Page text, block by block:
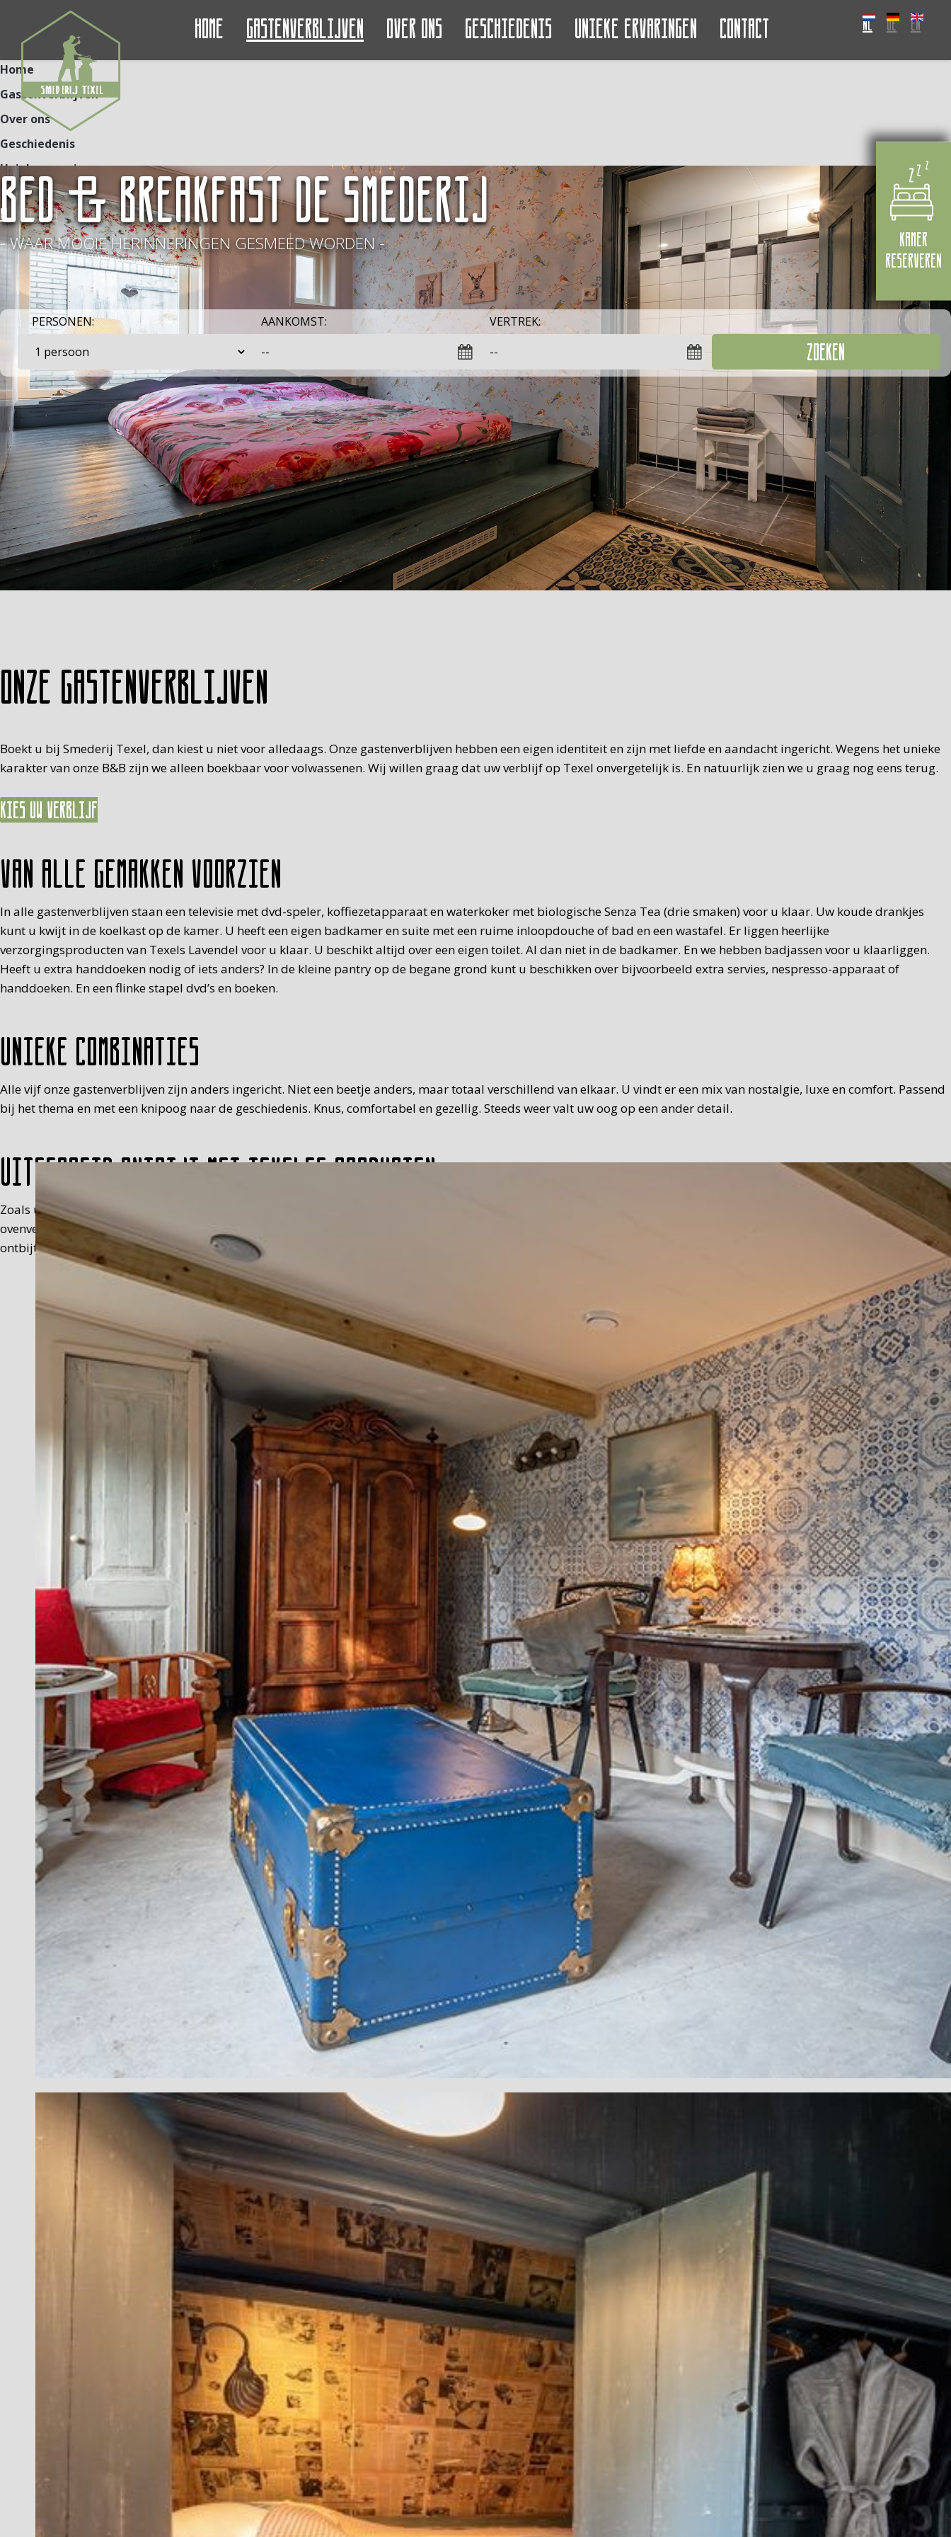
Home Gastenverblijven Over ons Geschiedenis Unieke ervaringen Contact NL DE EN
Home
Gastenverblijven
Over ons
Geschiedenis
Unieke ervaringen
Contact
NL DE EN
BED & BREAKFAST De Smederij
- WAAR MOOIE HERINNERINGEN GESMEED WORDEN -
PERSONEN: AANKOMST: VERTREK:
ZOEKEN
Onze gastenverblijven
Boekt u bij Smederij Texel, dan kiest u niet voor alledaags. Onze gastenverblijven hebben een eigen identiteit en zijn met liefde en aandacht ingericht. Wegens het unieke
karakter van onze B&B zijn we alleen boekbaar voor volwassenen. Wij willen graag dat uw verblijf op Texel onvergetelijk is. En natuurlijk zien we u graag nog eens terug.
Kies uw verblijf
Van alle gemakken voorzien
In alle gastenverblijven staan een televisie met dvd-speler, koffiezetapparaat en waterkoker met biologische Senza Tea (drie smaken) voor u klaar. Uw koude drankjes
kunt u kwijt in de koelkast op de kamer. U heeft een eigen badkamer en suite met een ruime inloopdouche of bad en een wastafel. Er liggen heerlijke
verzorgingsproducten van Texels Lavendel voor u klaar. U beschikt altijd over een eigen toilet. Al dan niet in de badkamer. En we hebben badjassen voor u klaarliggen.
Heeft u extra handdoeken nodig of iets anders? In de kleine pantry op de begane grond kunt u beschikken over bijvoorbeeld extra servies, nespresso-apparaat of
handdoeken. En een flinke stapel dvd’s en boeken.
Unieke combinaties
Alle vijf onze gastenverblijven zijn anders ingericht. Niet een beetje anders, maar totaal verschillend van elkaar. U vindt er een mix van nostalgie, luxe en comfort. Passend
bij het thema en met een knipoog naar de geschiedenis. Knus, comfortabel en gezellig. Steeds weer valt uw oog op een ander detail.
Uitgebreid ontbijt met Texelse producten
Zoals u waarschijnlijk al heeft ontdekt, houden wij niet van standaard. Het ontbijt dat we u serveren, is uitgebreid en met een Texelse touch. Brood, zelfgemaakte hangop,
ovenverse scones, verse jus, melk, eitje (met muts), fruit, vleeswaren, zoet beleg. Teveel om op te noemen. Waar mogelijk gebruiken we Texelse producten. We serveren het
ontbijt in een picknickmand op de kamer, tussen 8.30 en 9.30 uur op de tijd die u prettig vindt. Bij mooi weer kunt u natuurlijk ook in de tuin ontbijten.